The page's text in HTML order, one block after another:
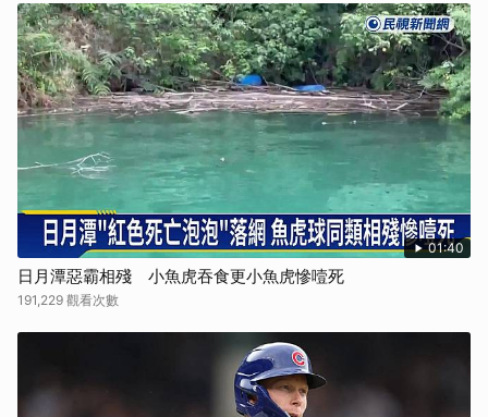
01:40
日月潭惡霸相殘 小魚虎吞食更小魚虎慘噎死
191,229 觀看次數